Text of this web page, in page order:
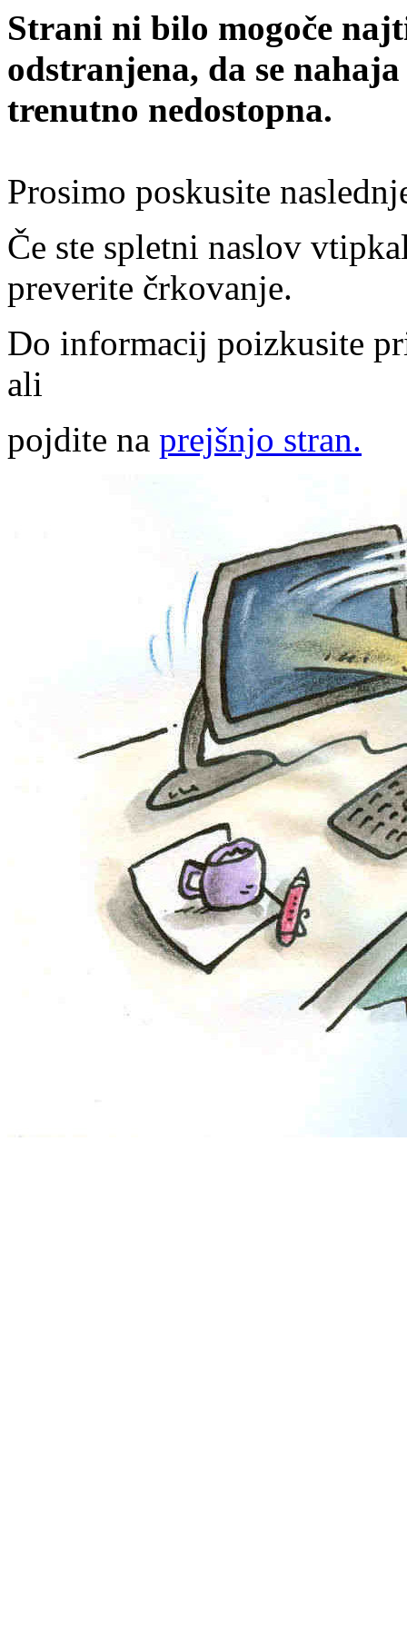
Strani ni bilo mogoče
odstranjena, da se
trenutno nedostopna.
Prosimo poskusite
Če ste spletni naslov
preverite črkovanje.
Do informacij poizkusite
ali
pojdite na prejšnjo stran.